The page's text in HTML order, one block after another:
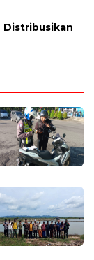
Distribusikan